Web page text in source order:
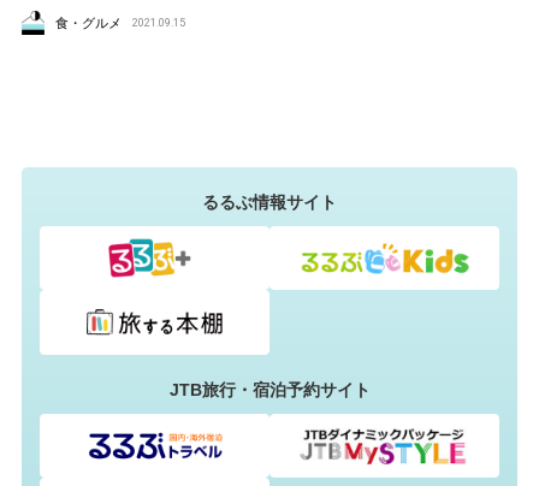
食・グルメ 2021.09.15
るるぶ情報サイト
JTB旅行・宿泊予約サイト